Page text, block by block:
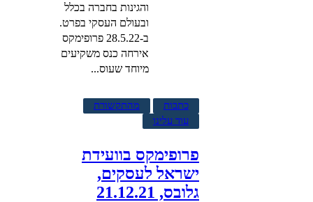
והגינות בחברה בכלל
ובעולם העסקי בפרט.
ב-28.5.22 פרופימקס
אירחה כנס משקיעים
מיוחד שעוס...
כתבות
מהתקשורת
עוד עלינו
פרופימקס בוועידת
ישראל לעסקים,
גלובס, 21.12.21